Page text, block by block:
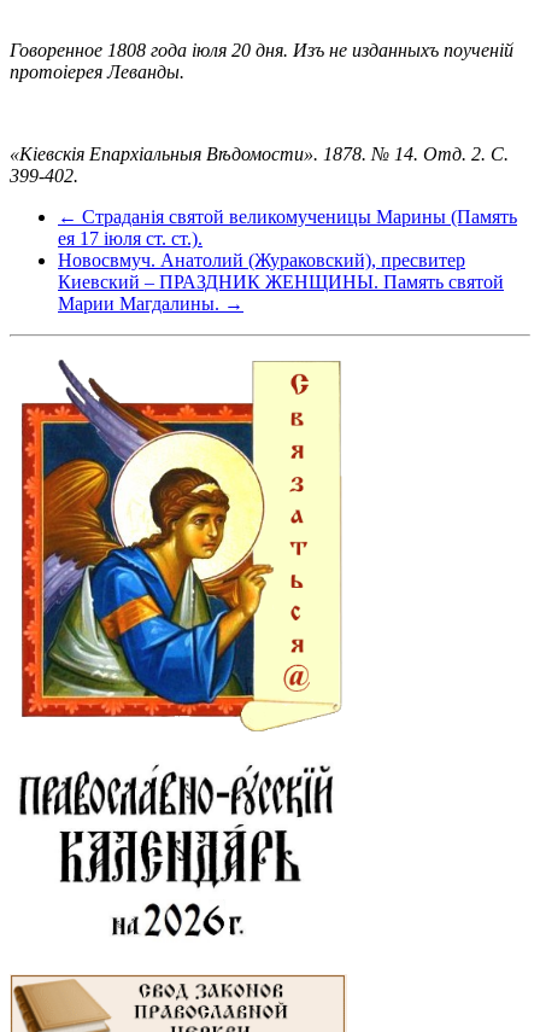
Говоренное 1808 года іюля 20 дня. Изъ не изданныхъ поученій
протоіерея Леванды.
«Кіевскiя Епархiальныя Вѣдомости». 1878. № 14. Отд. 2. С.
399-402.
← Страданія святой великомученицы Марины (Память
ея 17 іюля ст. ст.).
Новосвмуч. Анатолий (Жураковский), пресвитер
Киевский – ПРАЗДНИК ЖЕНЩИНЫ. Память святой
Марии Магдалины. →